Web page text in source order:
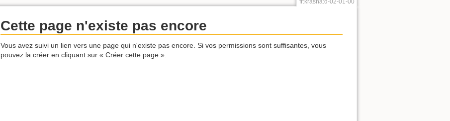
Cette page n'existe pas encore
Vous avez suivi un lien vers une page qui n'existe pas encore. Si vos permissions sont suffisantes, vous
pouvez la créer en cliquant sur « Créer cette page ».